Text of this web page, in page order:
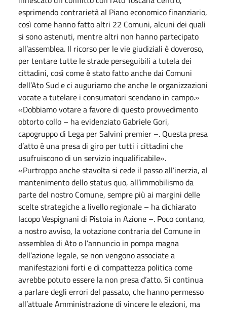
esprimendo contrarietà al Piano economico finanziario,
così come hanno fatto altri 22 Comuni, alcuni dei quali
si sono astenuti, mentre altri non hanno partecipato
all’assemblea. Il ricorso per le vie giudiziali è doveroso,
per tentare tutte le strade perseguibili a tutela dei
cittadini, così come è stato fatto anche dai Comuni
dell’Ato Sud e ci auguriamo che anche le organizzazioni
vocate a tutelare i consumatori scendano in campo.»
«Dobbiamo votare a favore di questo provvedimento
obtorto collo – ha evidenziato Gabriele Gori,
capogruppo di Lega per Salvini premier –. Questa presa
d’atto è una presa di giro per tutti i cittadini che
usufruiscono di un servizio inqualificabile».
«Purtroppo anche stavolta si cede il passo all’inerzia, al
mantenimento dello status quo, all’immobilismo da
parte del nostro Comune, sempre più ai margini delle
scelte strategiche a livello regionale – ha dichiarato
Iacopo Vespignani di Pistoia in Azione –. Poco contano,
a nostro avviso, la votazione contraria del Comune in
assemblea di Ato o l’annuncio in pompa magna
dell’azione legale, se non vengono associate a
manifestazioni forti e di compattezza politica come
avrebbe potuto essere la non presa d’atto. Si continua
a parlare degli errori del passato, che hanno permesso
all’attuale Amministrazione di vincere le elezioni, ma